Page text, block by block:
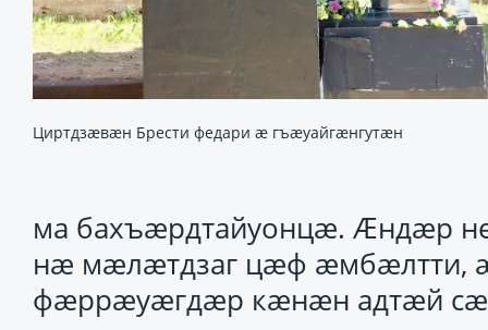
Циртдзæвæн Брести федари æ гъæуайгæнгутæн
ма бахъӕрдтайуонцӕ. Ӕндӕр
нӕ мӕлӕтдзаг цӕф ӕмбӕлтти,
фӕррӕуӕгдӕр кӕнӕн адтӕй